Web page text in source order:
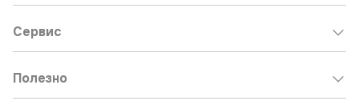
Сервис
Полезно